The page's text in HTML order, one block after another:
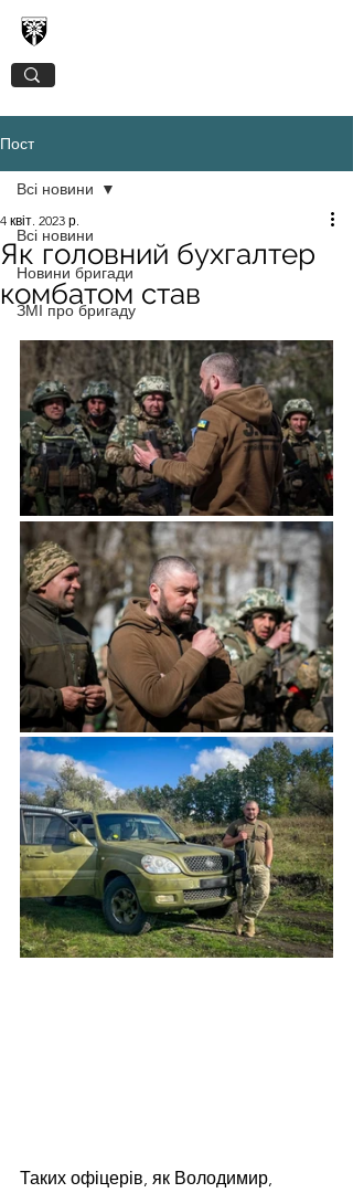
Пост
Всі новини
Новини бригади
ЗМІ про бригаду
Всі новини
Як головний бухгалтер
комбатом став
4 квіт. 2023 р.
Таких офіцерів, як Володимир,